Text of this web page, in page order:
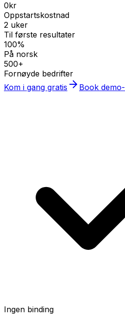
0kr
Oppstartskostnad
2 uker
Til første resultater
100%
På norsk
500+
Fornøyde bedrifter
Kom i gang gratis
Book
Ingen binding